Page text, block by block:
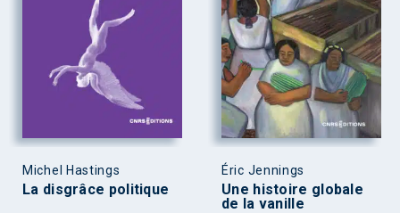
Michel Hastings
La disgrâce politique
Éric Jennings
Une histoire globale
de la vanille